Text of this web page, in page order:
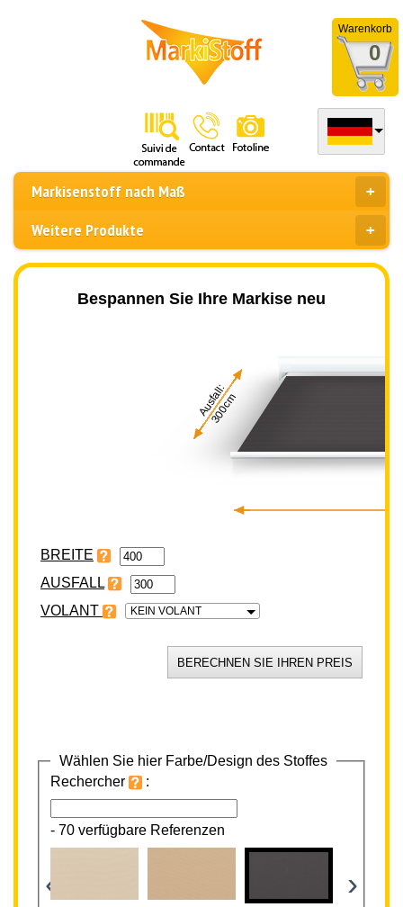
Warenkorb
0
Markisenstoff nach Maß
Weitere Produkte
Bespannen Sie Ihre Markise neu
Ausfall:
300cm
BREITE
VOLANT KEIN VOLANT
Wählen Sie hier Farbe/Design des Stoffes
Rechercher
:
- 70 verfügbare Referenzen
‹ ›